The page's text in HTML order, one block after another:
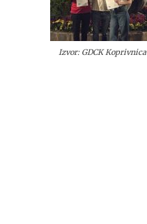
Izvor: GDCK Koprivnica